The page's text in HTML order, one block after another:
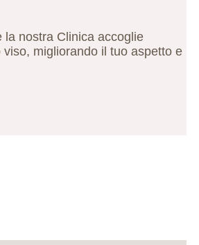
la nostra Clinica accoglie
migliorando il tuo aspetto e